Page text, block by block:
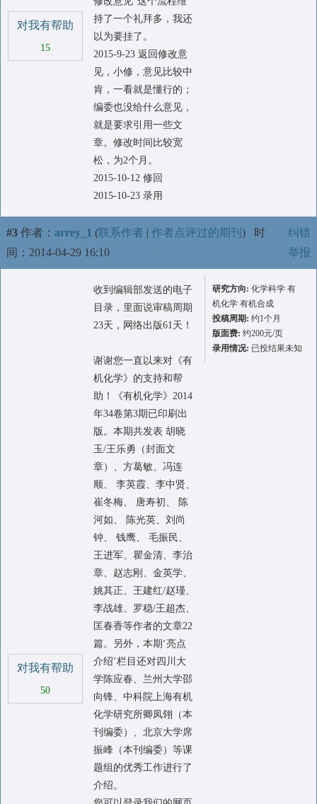
对我有帮助
15
持了一个礼拜多，我还
以为要挂了。
2015-9-23 返回修改意
见，小修，意见比较中
肯，一看就是懂行的；
编委也没给什么意见，
就是要求引用一些文
章。修改时间比较宽
松，为2个月。
2015-10-12 修回
2015-10-23 录用
#3 作者： arrey_1 (联系作者 | 作者点评过的期刊 ) 时
间：2014-04-29 16:10
纠错
举报
对我有帮助
50
收到编辑部发送的电子
目录，里面说审稿周期
23天，网络出版61天！
谢谢您一直以来对《有
机化学》的支持和帮
助！《有机化学》2014
年34卷第3期已印刷出
版。本期共发表 胡晓
玉/王乐勇（封面文
章）、方葛敏、冯连
顺、 李英霞、李中贤、
崔冬梅、 唐寿初、 陈
河如、 陈光英、刘尚
钟、 钱鹰、 毛振民、
王进军、瞿金清、李治
章、赵志刚、金英学、
姚其正、王建红/赵瑾、
李战雄、罗稳/王超杰、
匡春香等作者的文章22
篇。另外，本期‘亮点
介绍’栏目还对四川大
学陈应春、兰州大学邵
向锋、中科院上海有机
化学研究所卿凤翎（本
刊编委）、北京大学席
振峰（本刊编委）等课
题组的优秀工作进行了
介绍。
研究方向: 化学科学 有
机化学 有机合成
投稿周期: 约1个月
版面费: 约200元/页
录用情况: 已投结果未知